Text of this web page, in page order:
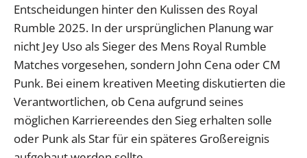
Entscheidungen hinter den Kulissen des Royal
Rumble 2025. In der ursprünglichen Planung war
nicht Jey Uso als Sieger des Mens Royal Rumble
Matches vorgesehen, sondern John Cena oder CM
Punk. Bei einem kreativen Meeting diskutierten die
Verantwortlichen, ob Cena aufgrund seines
möglichen Karriereendes den Sieg erhalten solle
oder Punk als Star für ein späteres Großereignis